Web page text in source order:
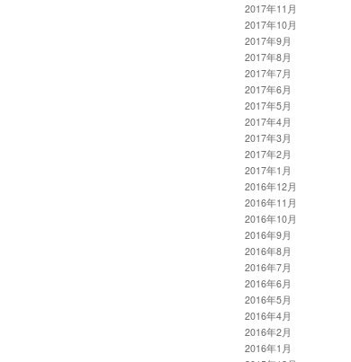
2017年11月
2017年10月
2017年9月
2017年8月
2017年7月
2017年6月
2017年5月
2017年4月
2017年3月
2017年2月
2017年1月
2016年12月
2016年11月
2016年10月
2016年9月
2016年8月
2016年7月
2016年6月
2016年5月
2016年4月
2016年2月
2016年1月